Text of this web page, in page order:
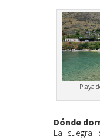
Playa
Dónde
La suegra